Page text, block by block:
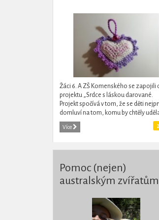
Žáci 6. A ZŠ Komenského se zapojili
projektu „Srdce s láskou darované.
Projekt spočívá v tom, že se děti
domluví na tom, komu by chtěly
radost a jaký dáreček by chtěly
Poté probíhá...
Více
Pomoc (nejen)
australským zvířatům